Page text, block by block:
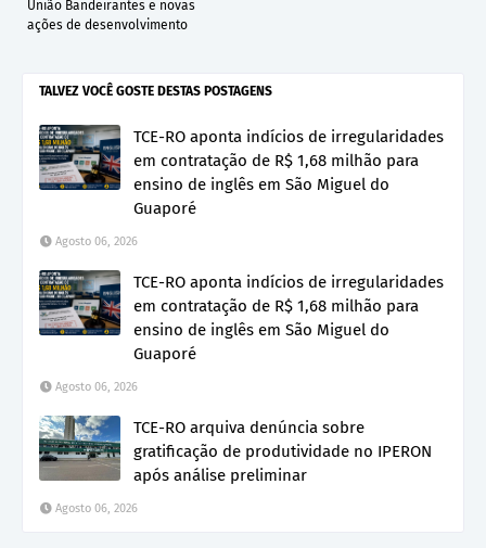
União Bandeirantes e novas
ações de desenvolvimento
TALVEZ VOCÊ GOSTE DESTAS POSTAGENS
TCE-RO aponta indícios de irregularidades
em contratação de R$ 1,68 milhão para
ensino de inglês em São Miguel do
Guaporé
Agosto 06, 2026
TCE-RO aponta indícios de irregularidades
em contratação de R$ 1,68 milhão para
ensino de inglês em São Miguel do
Guaporé
Agosto 06, 2026
TCE-RO arquiva denúncia sobre
gratificação de produtividade no IPERON
após análise preliminar
Agosto 06, 2026